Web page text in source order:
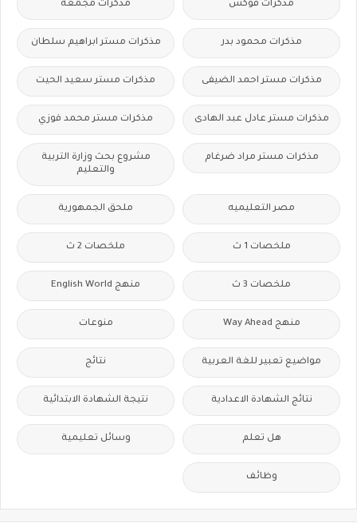
مذكرات فوكس مذكرات مجمعة
مذكرات محمود بدر مذكرات مستر ابراهيم سلطان
مذكرات مستر احمد الضيفى مذكرات مستر سعيد الحيت
مذكرات مستر عادل عبد الهادى مذكرات مستر محمد فوزي
مذكرات مستر مراد ضرغام
مشروع بحث وزارة التربية
والتعليم
مصر التعليميه ملحق الجمهورية
ملخصات 1 ث ملخصات 2 ث
ملخصات 3 ث منهج English World
منهج Way Ahead منوعات
مواضيع تعبير للغة العربية نتائج
نتائج الشهادة الاعدادية نتيجة الشهادة الابتدائية
هل تعلم وسائل تعليمية
وظائف